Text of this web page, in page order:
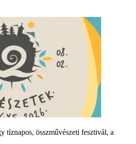
tíznapos, összművészeti fesztivál, a